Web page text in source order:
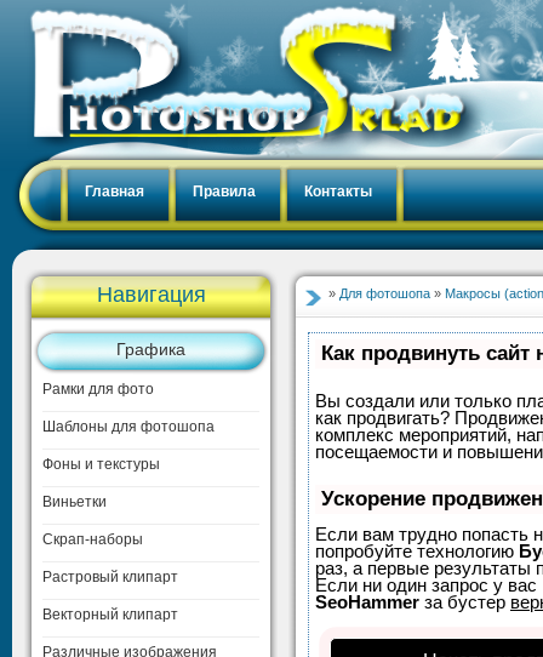
Главная Правила Контакты
Навигация
Графика
Рамки для фото
Шаблоны для фотошопа
Фоны и текстуры
Виньетки
Скрап-наборы
Растровый клипарт
Векторный клипарт
Различные изображения
» Для фотошопа » Макросы
Как продвинуть сайт
Вы создали или только
как продвигать?
комплекс мероприятий,
посещаемости и
Ускорение
Если вам трудно попасть
попробуйте технологию
раз, а первые результаты
Если ни один запрос у
SeoHammer за бустер